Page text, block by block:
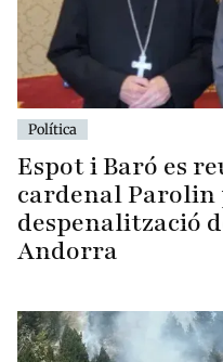
Política
Espot i Baró es
cardenal Parolin
despenalització
Andorra